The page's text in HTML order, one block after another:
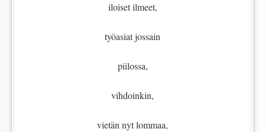
iloiset ilmeet,
työasiat jossain
piilossa,
vihdoinkin,
vietän nyt lommaa,